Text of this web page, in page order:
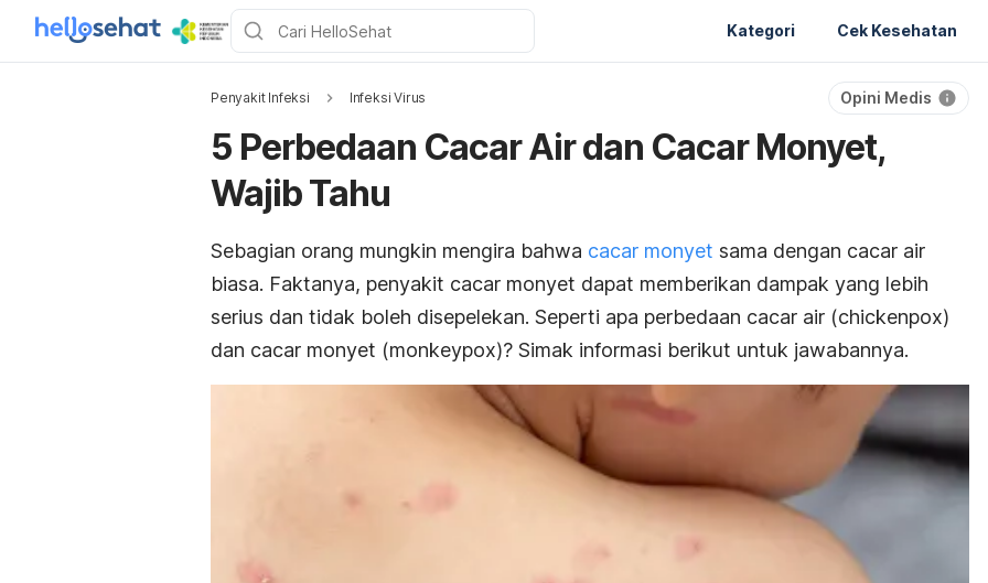
Kategori Cek Kesehatan
Penyakit Infeksi Infeksi Virus Opini Medis
5 Perbedaan Cacar Air dan Cacar Monyet,
Wajib Tahu
Sebagian orang mungkin mengira bahwa cacar monyet sama dengan cacar air
biasa. Faktanya, penyakit cacar monyet dapat memberikan dampak yang lebih
serius dan tidak boleh disepelekan. Seperti apa perbedaan cacar air (chickenpox)
dan cacar monyet (monkeypox)? Simak informasi berikut untuk jawabannya.